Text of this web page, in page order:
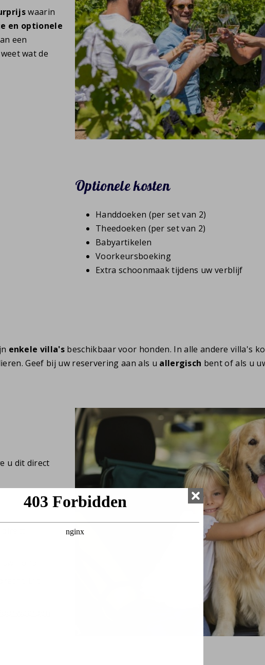
waarin
en optionele
een
wat de
Optionele kosten
Handdoeken (per set van 2)
Theedoeken (per set van 2)
Babyartikelen
Voorkeursboeking
Extra schoonmaak tijdens uw verblijf
enkele villa's beschikbaar voor honden. In alle andere villa's
Geef bij uw reservering aan als u allergisch bent of als u
u dit direct
Dit